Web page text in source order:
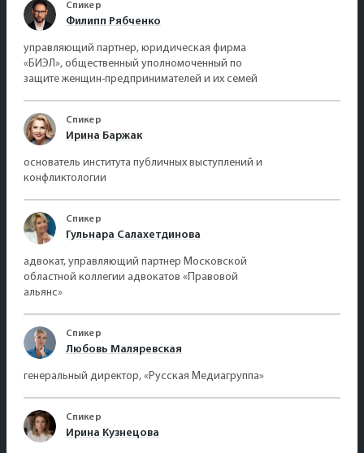
Спикер
Филипп Рябченко
управляющий партнер, юридическая фирма
«БИЭЛ», общественный уполномоченный по
защите женщин-предпринимателей и их семей
Спикер
Ирина Баржак
основатель института публичных выступлений и
конфликтологии
Спикер
Гульнара Салахетдинова
адвокат, управляющий партнер Московской
областной коллегии адвокатов «Правовой
альянс»
Спикер
Любовь Маляревская
генеральный директор, «Русская Медиагруппа»
Спикер
Ирина Кузнецова